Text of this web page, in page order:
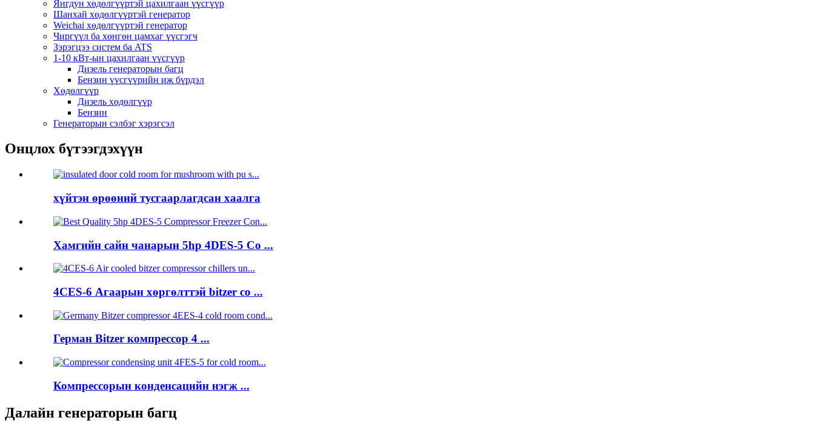
Янгдун хөдөлгүүртэй цахилгаан үүсгүүр
Шанхай хөдөлгүүртэй генератор
Weichai хөдөлгүүртэй генератор
Чиргүүл ба хөнгөн цамхаг үүсгэгч
Зэрэгцээ систем ба ATS
1-10 кВт-ын цахилгаан үүсгүүр
Дизель генераторын багц
Бензин үүсгүүрийн иж бүрдэл
Хөдөлгүүр
Дизель хөдөлгүүр
Бензин
Генераторын сэлбэг хэрэгсэл
Онцлох бүтээгдэхүүн
хүйтэн өрөөний тусгаарлагдсан хаалга
Хамгийн сайн чанарын 5hp 4DES-5 Co ...
4CES-6 Агаарын хөргөлттэй bitzer co ...
Герман Bitzer компрессор 4 ...
Компрессорын конденсацийн нэгж ...
Далайн генераторын багц